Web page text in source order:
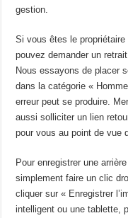
gestion.
Si vous êtes le propriétaire
pouvez demander un
Nous essayons de placer
dans la catégorie «
erreur peut se produire.
aussi solliciter un lien
pour vous au point de vue
Pour enregistrer une
simplement faire un clic
cliquer sur « Enregistrer
intelligent ou une tablette,